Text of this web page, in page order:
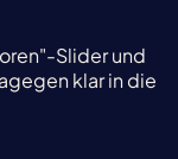
Slider und
klar in die